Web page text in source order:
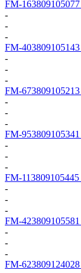
FM-163809105077
-
-
-
FM-403809105143
-
-
-
FM-673809105213
-
-
-
FM-953809105341
-
-
-
FM-113809105445
-
-
-
FM-423809105581
-
-
-
FM-623809124028